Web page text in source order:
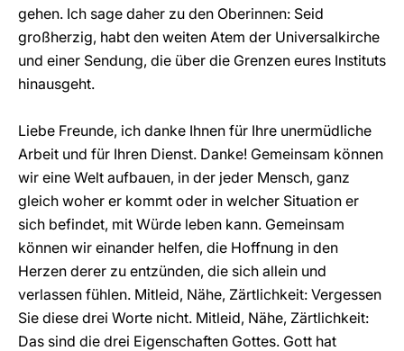
gehen. Ich sage daher zu den Oberinnen: Seid
großherzig, habt den weiten Atem der Universalkirche
und einer Sendung, die über die Grenzen eures Instituts
hinausgeht.
Liebe Freunde, ich danke Ihnen für Ihre unermüdliche
Arbeit und für Ihren Dienst. Danke! Gemeinsam können
wir eine Welt aufbauen, in der jeder Mensch, ganz
gleich woher er kommt oder in welcher Situation er
sich befindet, mit Würde leben kann. Gemeinsam
können wir einander helfen, die Hoffnung in den
Herzen derer zu entzünden, die sich allein und
verlassen fühlen. Mitleid, Nähe, Zärtlichkeit: Vergessen
Sie diese drei Worte nicht. Mitleid, Nähe, Zärtlichkeit:
Das sind die drei Eigenschaften Gottes. Gott hat